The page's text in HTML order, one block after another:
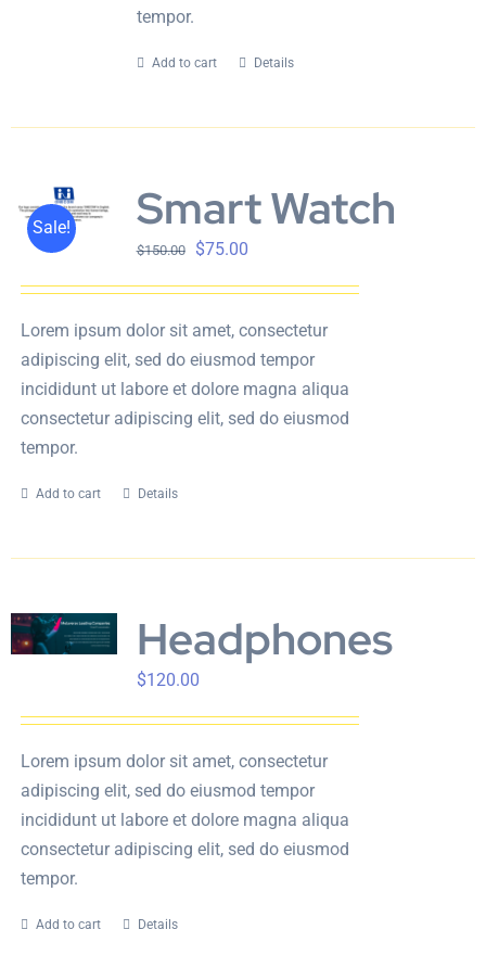
tempor.
Add to cart Details
Sale! Smart Watch
$150.00 $75.00
Lorem ipsum dolor sit amet, consectetur
adipiscing elit, sed do eiusmod tempor
incididunt ut labore et dolore magna aliqua
consectetur adipiscing elit, sed do eiusmod
tempor.
Add to cart Details
Headphones
$120.00
Lorem ipsum dolor sit amet, consectetur
adipiscing elit, sed do eiusmod tempor
incididunt ut labore et dolore magna aliqua
consectetur adipiscing elit, sed do eiusmod
tempor.
Add to cart Details